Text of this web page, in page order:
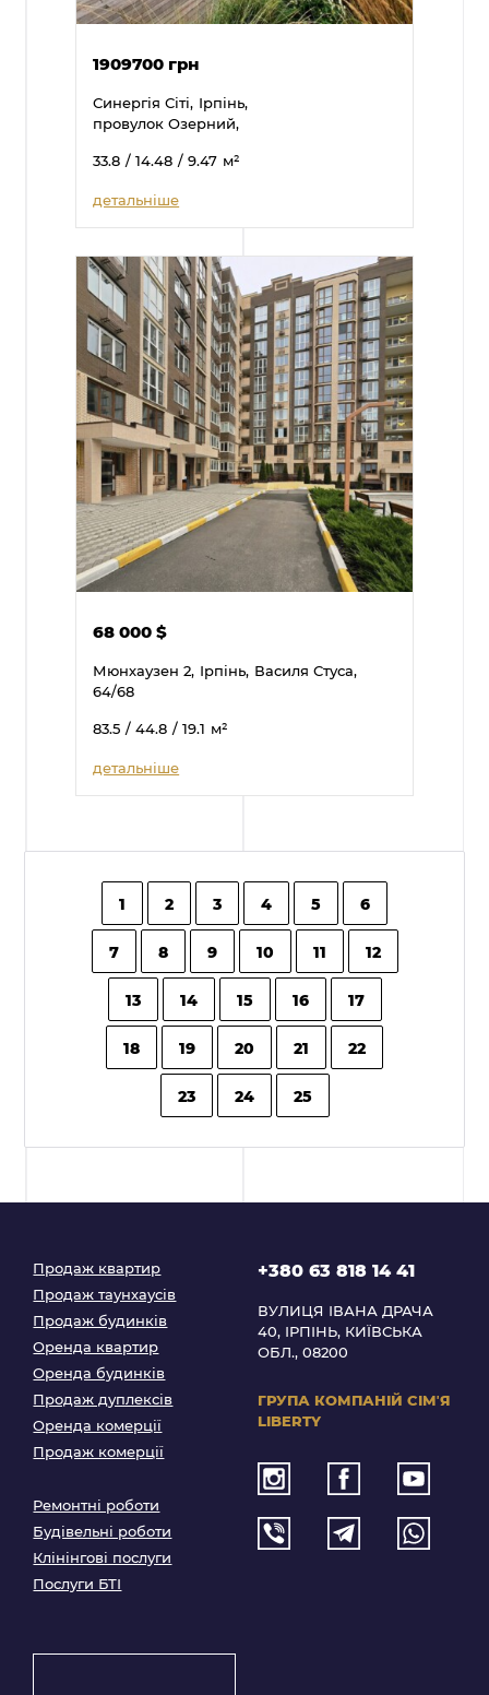
1909700 грн
Синергія Сіті, Ірпінь,
провулок Озерний,
33.8 / 14.48 / 9.47 м²
детальніше
68 000$
Мюнхаузен 2, Ірпінь, Василя Стуса,
64/68
83.5 / 44.8 / 19.1 м²
детальніше
1 2 3 4 5 6
7 8 9 10 11 12
13 14 15 16 17
18 19 20 21 22
23 24 25
Продаж квартир
Продаж таунхаусів
Продаж будинків
Оренда квартир
Оренда будинків
Продаж дуплексів
Оренда комерції
Продаж комерції
Ремонтні роботи
Будівельні роботи
Клінінгові послуги
Послуги БТІ
+380 63 818 14 41
ВУЛИЦЯ ІВАНА ДРАЧА
40, ІРПІНЬ, КИЇВСЬКА
ОБЛ., 08200
ГРУПА КОМПАНІЙ СІМʼЯ
LIBERTY